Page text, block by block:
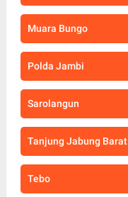
Muara Bungo
Polda Jambi
Sarolangun
Tanjung Jabung Barat
Tebo